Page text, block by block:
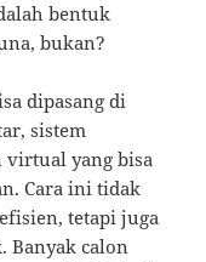
bentuk
bukan?
dipasang di
sistem
virtual yang bisa
Cara ini tidak
tetapi juga
Banyak calon